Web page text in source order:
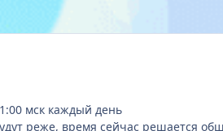
мск каждый день
реже, время сейчас решается